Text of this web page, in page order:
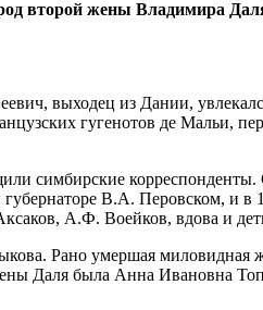
второй жены Владимира
выходец из Дании,
гугенотов де Мальи,
симбирские
В.А. Перовском, и в
А.Ф. Воейков, вдова и
Рано умершая миловидная
Даля была Анна Ивановна